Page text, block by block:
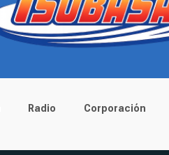
Radio Corporación